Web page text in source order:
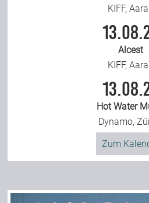
KIFF,
Alcest
KIFF,
Hot Water
Dynamo,
Zum